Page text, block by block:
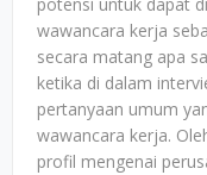
wawancara kerja
secara matang apa
ketika di dalam
pertanyaan umum
wawancara kerja.
profil mengenai